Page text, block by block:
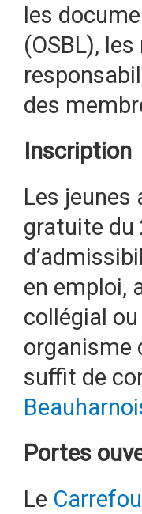
les
(OSBL),
des
Inscription
Les
gratuite du
en emploi,
collégial
organisme
suffit de
Portes
Le